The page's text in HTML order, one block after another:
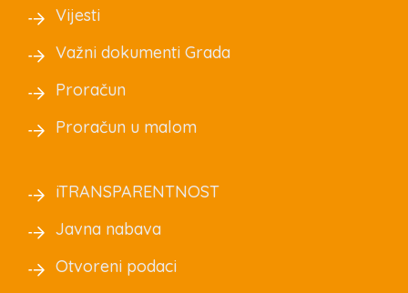
Vijesti
Važni dokumenti Grada
Proračun
Proračun u malom
iTRANSPARENTNOST
Javna nabava
Otvoreni podaci